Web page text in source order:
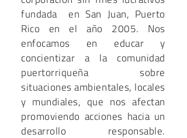
fundada en San Juan, Puerto
Rico en el año 2005. Nos
enfocamos en educar y
concientizar a la comunidad
puertorriqueña sobre
situaciones ambientales, locales
y mundiales, que nos afectan
promoviendo acciones hacia un
desarrollo responsable.